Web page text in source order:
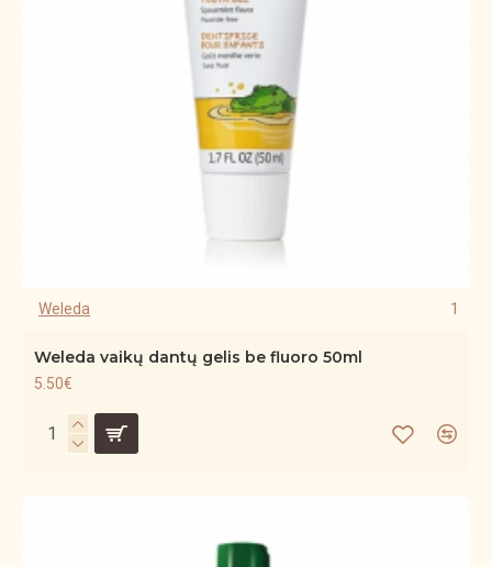
Weleda 1
Weleda vaikų dantų gelis be fluoro 50ml
5.50€